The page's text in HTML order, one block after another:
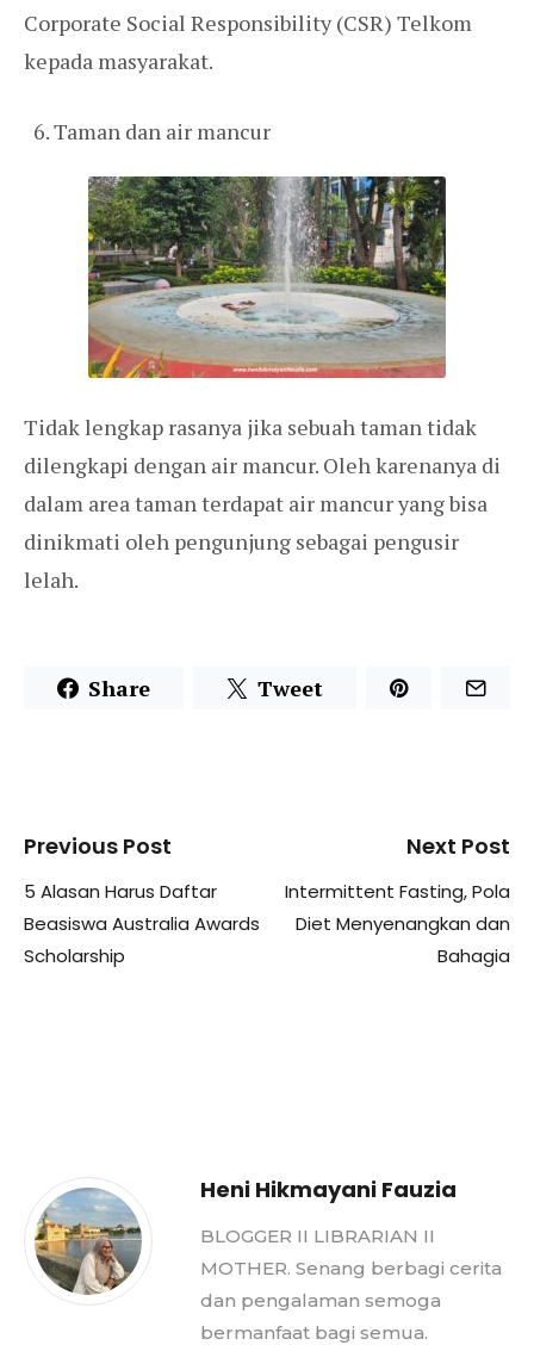
Corporate Social Responsibility (CSR) Telkom
kepada masyarakat.
Taman dan air mancur
Tidak lengkap rasanya jika sebuah taman tidak
dilengkapi dengan air mancur. Oleh karenanya di
dalam area taman terdapat air mancur yang bisa
dinikmati oleh pengunjung sebagai pengusir
lelah.
Share Tweet
Previous Post
5 Alasan Harus Daftar
Beasiswa Australia Awards
Scholarship
Next Post
Intermittent Fasting, Pola
Diet Menyenangkan dan
Bahagia
Heni Hikmayani Fauzia
BLOGGER II LIBRARIAN II
MOTHER. Senang berbagi cerita
dan pengalaman semoga
bermanfaat bagi semua.